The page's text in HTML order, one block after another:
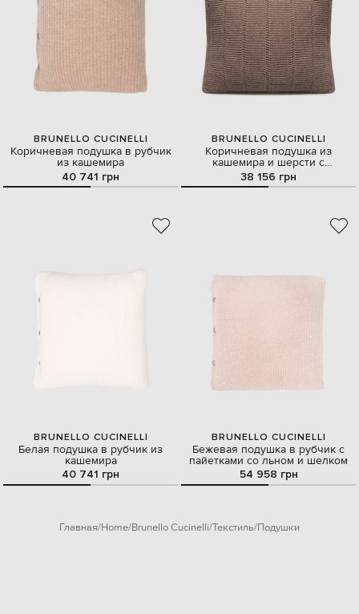
BRUNELLO CUCINELLI
Коричневая подушка в рубчик
из кашемира
40 741 грн
BRUNELLO CUCINELLI
Коричневая подушка из
кашемира и шерсти с
люрекосмом
38 156 грн
BRUNELLO CUCINELLI
Белая подушка в рубчик из
кашемира
40 741 грн
BRUNELLO CUCINELLI
Бежевая подушка в рубчик с
пайетками со льном и шелком
54 958 грн
Главная Home Brunello Cucinelli Текстиль Подушки